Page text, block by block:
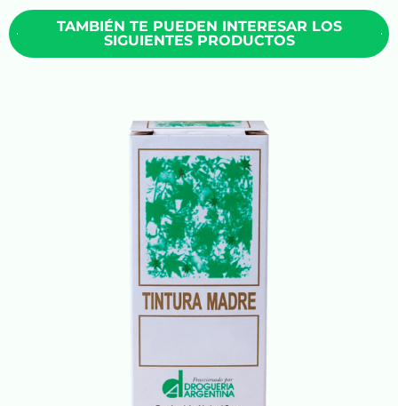
TAMBIÉN TE PUEDEN INTERESAR LOS
SIGUIENTES PRODUCTOS